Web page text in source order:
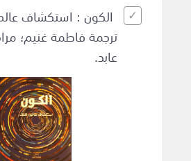
الكون : استكشاف
ترجمة فاطمة غنيم؛
عابد.